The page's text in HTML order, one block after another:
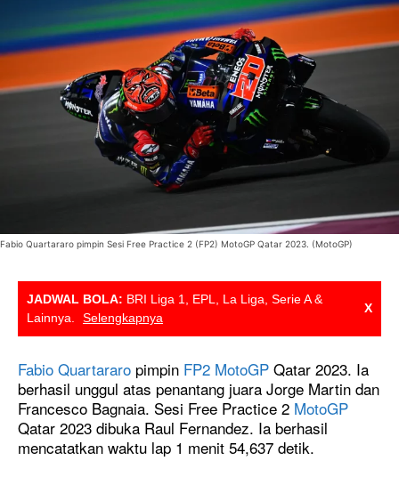
Fabio Quartararo pimpin Sesi Free Practice 2 (FP2) MotoGP Qatar 2023. (MotoGP)
JADWAL BOLA: BRI Liga 1, EPL, La Liga, Serie A &
Lainnya.
Selengkapnya
X
Fabio Quartararo pimpin FP2 MotoGP Qatar 2023. Ia
berhasil unggul atas penantang juara Jorge Martin dan
Francesco Bagnaia. Sesi Free Practice 2 MotoGP
Qatar 2023 dibuka Raul Fernandez. Ia berhasil
mencatatkan waktu lap 1 menit 54,637 detik.